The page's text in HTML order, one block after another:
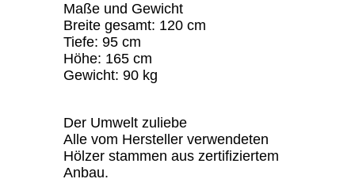
Maße und Gewicht
Breite gesamt: 120 cm
Tiefe: 95 cm
Höhe: 165 cm
Gewicht: 90 kg
Der Umwelt zuliebe
Alle vom Hersteller verwendeten
Hölzer stammen aus zertifiziertem
Anbau.